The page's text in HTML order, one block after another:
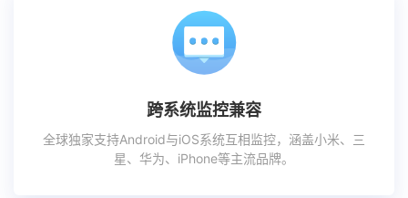
跨系统监控兼容
全球独家支持Android与iOS系统互相监控，涵盖小米、三
星、华为、iPhone等主流品牌。